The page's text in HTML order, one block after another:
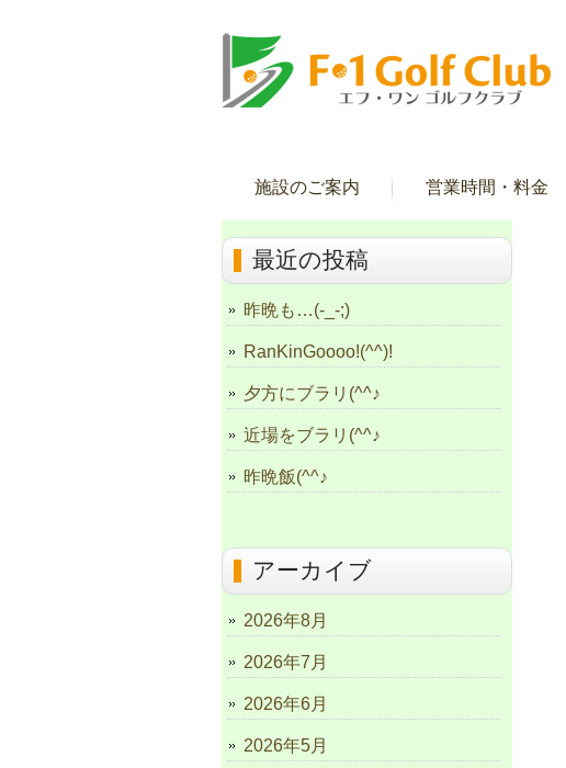
施設のご案内 営業時間・料金
最近の投稿
昨晩も…(-_-;)
RanKinGoooo!(^^)!
夕方にブラリ(^^♪
近場をブラリ(^^♪
昨晩飯(^^♪
アーカイブ
2026年8月
2026年7月
2026年6月
2026年5月